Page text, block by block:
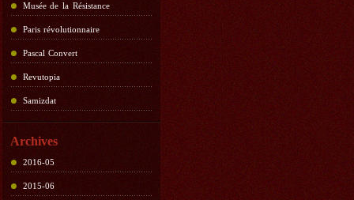
Musée de la Résistance
Paris révolutionnaire
Pascal Convert
Revutopia
Samizdat
Archives
2016-05
2015-06